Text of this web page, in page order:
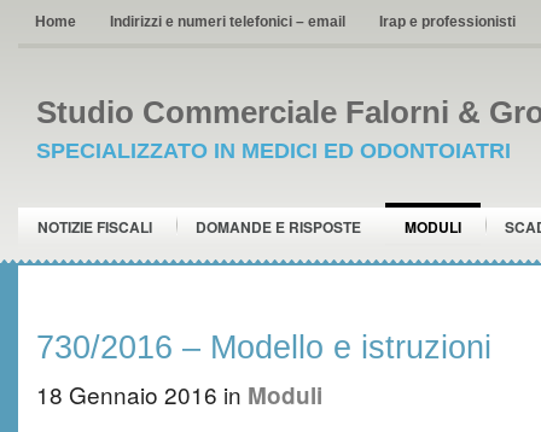
Home Indirizzi e numeri telefonici – email Irap e professionisti
Studio Commerciale Falorni &
SPECIALIZZATO IN MEDICI ED ODONTOIATRI
NOTIZIE FISCALI DOMANDE E RISPOSTE MODULI
730/2016 – Modello e istruzioni
18 Gennaio 2016 in Moduli